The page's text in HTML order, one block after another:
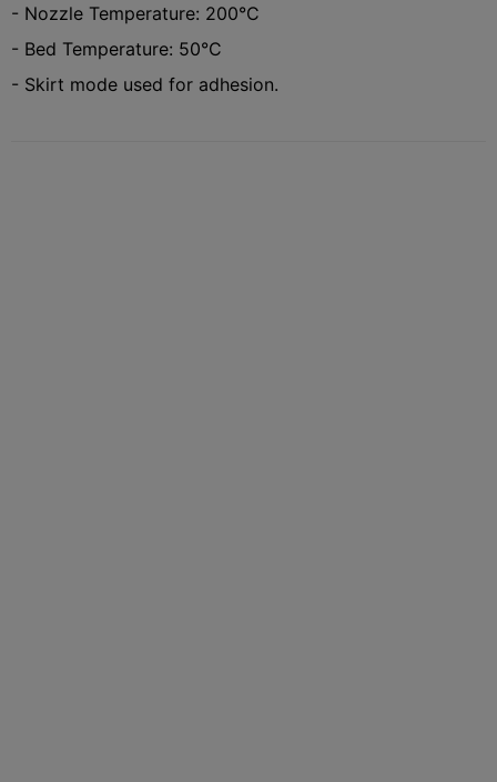
- Nozzle Temperature: 200°C
- Bed Temperature: 50°C
- Skirt mode used for adhesion.